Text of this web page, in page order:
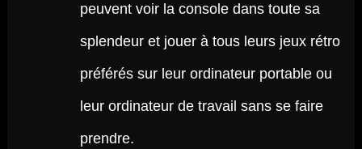
peuvent voir la console dans toute sa
splendeur et jouer à tous leurs jeux rétro
préférés sur leur ordinateur portable ou
leur ordinateur de travail sans se faire
prendre.